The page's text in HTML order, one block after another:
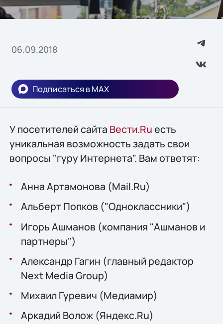
06.09.2018
Подписаться в MAX
У посетителей сайта Вести.Ruесть
уникальная возможность задать свои
вопросы "гуру Интернета". Вам ответят:
Анна Артамонова (Mail.Ru)
Альберт Попков ("Одноклассники")
Игорь Ашманов (компания "Ашманов и
партнеры")
Александр Гагин (главный редактор
Next Media Group)
Михаил Гуревич (Медиамир)
Аркадий Волож (Яндекс.Ru)